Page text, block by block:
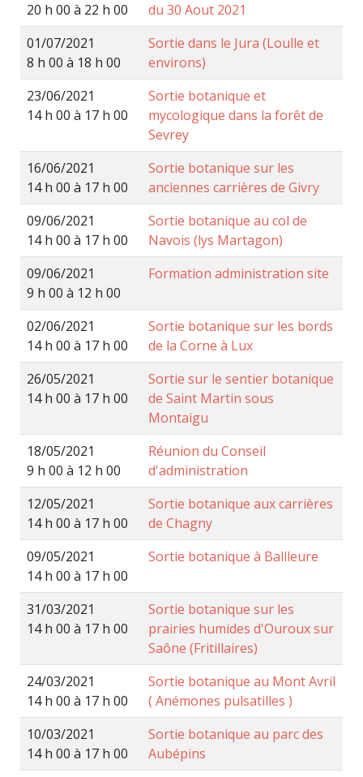
20 h 00 à 22 h 00
du 30 Aout 2021
01/07/2021
8 h 00 à 18 h 00
Sortie dans le Jura (Loulle et
environs)
23/06/2021
14 h 00 à 17 h 00
Sortie botanique et
mycologique dans la forêt de
Sevrey
16/06/2021
14 h 00 à 17 h 00
Sortie botanique sur les
anciennes carrières de Givry
09/06/2021
14 h 00 à 17 h 00
Sortie botanique au col de
Navois (lys Martagon)
09/06/2021
9 h 00 à 12 h 00
Formation administration site
02/06/2021
14 h 00 à 17 h 00
Sortie botanique sur les bords
de la Corne à Lux
26/05/2021
14 h 00 à 17 h 00
Sortie sur le sentier botanique
de Saint Martin sous
Montaigu
18/05/2021
9 h 00 à 12 h 00
Réunion du Conseil
d'administration
12/05/2021
14 h 00 à 17 h 00
Sortie botanique aux carrières
de Chagny
09/05/2021
14 h 00 à 17 h 00
Sortie botanique à Ballleure
31/03/2021
14 h 00 à 17 h 00
Sortie botanique sur les
prairies humides d'Ouroux sur
Saône (Fritillaires)
24/03/2021
14 h 00 à 17 h 00
Sortie botanique au Mont Avril
( Anémones pulsatilles )
10/03/2021
14 h 00 à 17 h 00
Sortie botanique au parc des
Aubépins